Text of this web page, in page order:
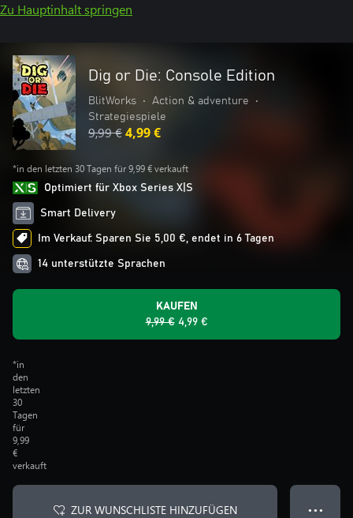
Zu Hauptinhalt springen
Dig or Die: Console Edition
BlitWorks • Action & adventure
•
Strategiespiele
9,99 €4,99 €
*in den letzten 30 Tagen für 9,99 € verkauft
Optimiert für Xbox Series X|S
Smart Delivery
Im Verkauf: Sparen Sie 5,00 €, endet in 6 Tagen
14 unterstützte Sprachen
KAUFEN
9,99 € 4,99 €
*in
den
letzten
30
Tagen
für
9,99
€
verkauft
ZUR WUNSCHLISTE HINZUFÜGEN ● ● ●